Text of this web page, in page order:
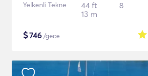
Yelkenli Tekne
44 ft
13 m
8
$746 /gece